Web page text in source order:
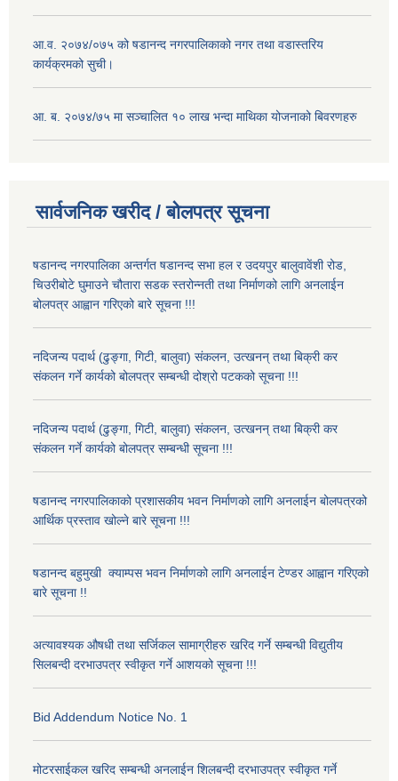
आ.व. २०७४/०७५ को षडानन्द नगरपालिकाको नगर तथा वडास्तरिय
कार्यक्रमको सुची।
आ. ब. २०७४/७५ मा सञ्चालित १० लाख भन्दा माथिका योजनाको बिवरणहरु
सार्वजनिक खरीद / बोलपत्र सूचना
षडानन्द नगरपालिका अन्तर्गत षडानन्द सभा हल र उदयपुर बालुवावेंशी रोड,
चिउरीबोटे घुमाउने चौतारा सडक स्तरोन्नती तथा निर्माणको लागि अनलाईन
बोलपत्र आह्वान गरिएको बारे सूचना !!!
नदिजन्य पदार्थ (ढुङ्गा, गिटी, बालुवा) संकलन, उत्खनन् तथा बिक्री कर
संकलन गर्ने कार्यको बोलपत्र सम्बन्धी दोश्रो पटकको सूचना !!!
नदिजन्य पदार्थ (ढुङ्गा, गिटी, बालुवा) संकलन, उत्खनन् तथा बिक्री कर
संकलन गर्ने कार्यको बोलपत्र सम्बन्धी सूचना !!!
षडानन्द नगरपालिकाको प्रशासकीय भवन निर्माणको लागि अनलाईन बोलपत्रको
आर्थिक प्रस्ताव खोल्ने बारे सूचना !!!
षडानन्द बहुमुखी क्याम्पस भवन निर्माणको लागि अनलाईन टेण्डर आह्वान गरिएको
बारे सूचना !!
अत्यावश्यक औषधी तथा सर्जिकल सामाग्रीहरु खरिद गर्ने सम्बन्धी विद्युतीय
सिलबन्दी दरभाउपत्र स्वीकृत गर्ने आशयको सूचना !!!
Bid Addendum Notice No. 1
मोटरसाईकल खरिद सम्बन्धी अनलाईन शिलबन्दी दरभाउपत्र स्वीकृत गर्ने